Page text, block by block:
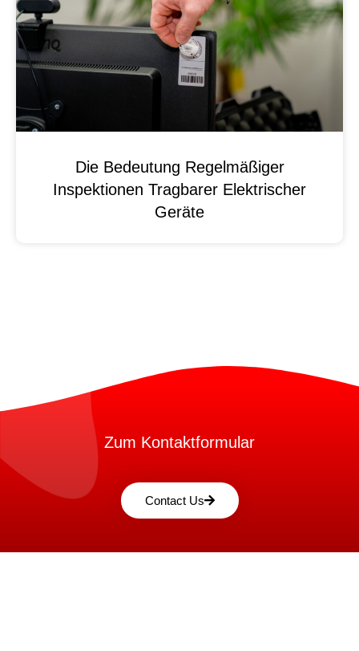
Die Bedeutung Regelmäßiger
Inspektionen Tragbarer Elektrischer
Geräte
Zum Kontaktformular
Contact Us